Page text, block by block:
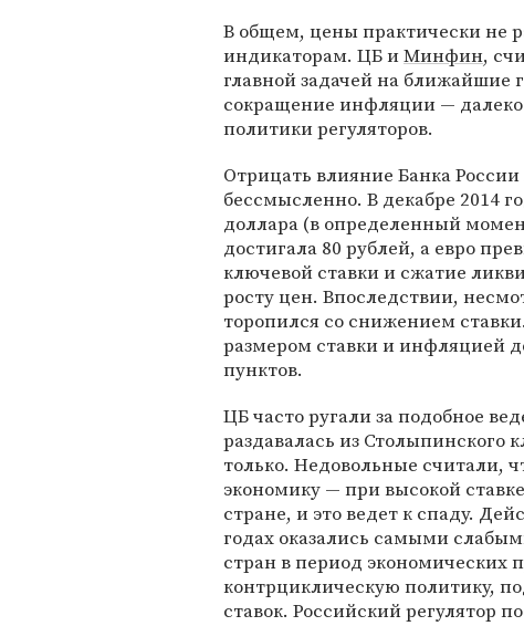
В общем, цены практически не
индикаторам. ЦБ иМинфин,
главной задачей на ближайшие
сокращение инфляции — далеко
политики регуляторов.
Отрицать влияние Банка
бессмысленно. В декабре 2014
доллара (в определенный
достигала 80 рублей, а евро
ключевой ставки и сжатие
росту цен. Впоследствии,
торопился со снижением
размером ставки и инфляцией
пунктов.
ЦБ часто ругали за подобное
раздавалась из Столыпинского
только. Недовольные считали,
экономику — при высокой
стране, и это ведет к спаду.
годах оказались самыми
стран в период экономических
контрциклическую политику,
ставок. Российский регулятор